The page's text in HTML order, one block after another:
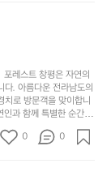
다.
그
럴
때
는
차
고
다
니
고
싶
어
하
지
않
은
디
자
무
좋
네
요
이
다양한 트레킹 코스와
만한 장소가 됩니다.
핑 경험을 쌓으실 수 있
께하는 아침, 상징적인
별을 바라보며 나누는
니다.  인기 정도: ★★★★
레스트 창평은 자연의
. 아름다운 전라남도의
로 방문객을 맞이합니
인과 함께 특별한 순간을
직접 재배한 신선한 농
경험할 수 있습니다. 또
0 0